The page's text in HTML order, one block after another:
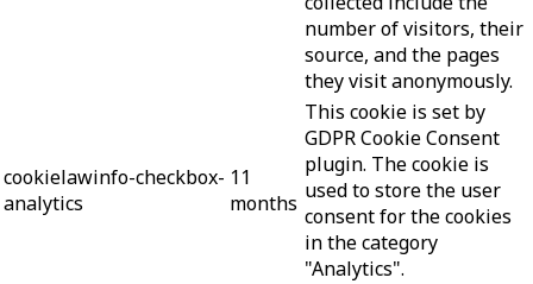
number of visitors, their
source, and the pages
they visit anonymously.
cookielawinfo-checkbox-
analytics
11
months
This cookie is set by
GDPR Cookie Consent
plugin. The cookie is
used to store the user
consent for the cookies
in the category
"Analytics".